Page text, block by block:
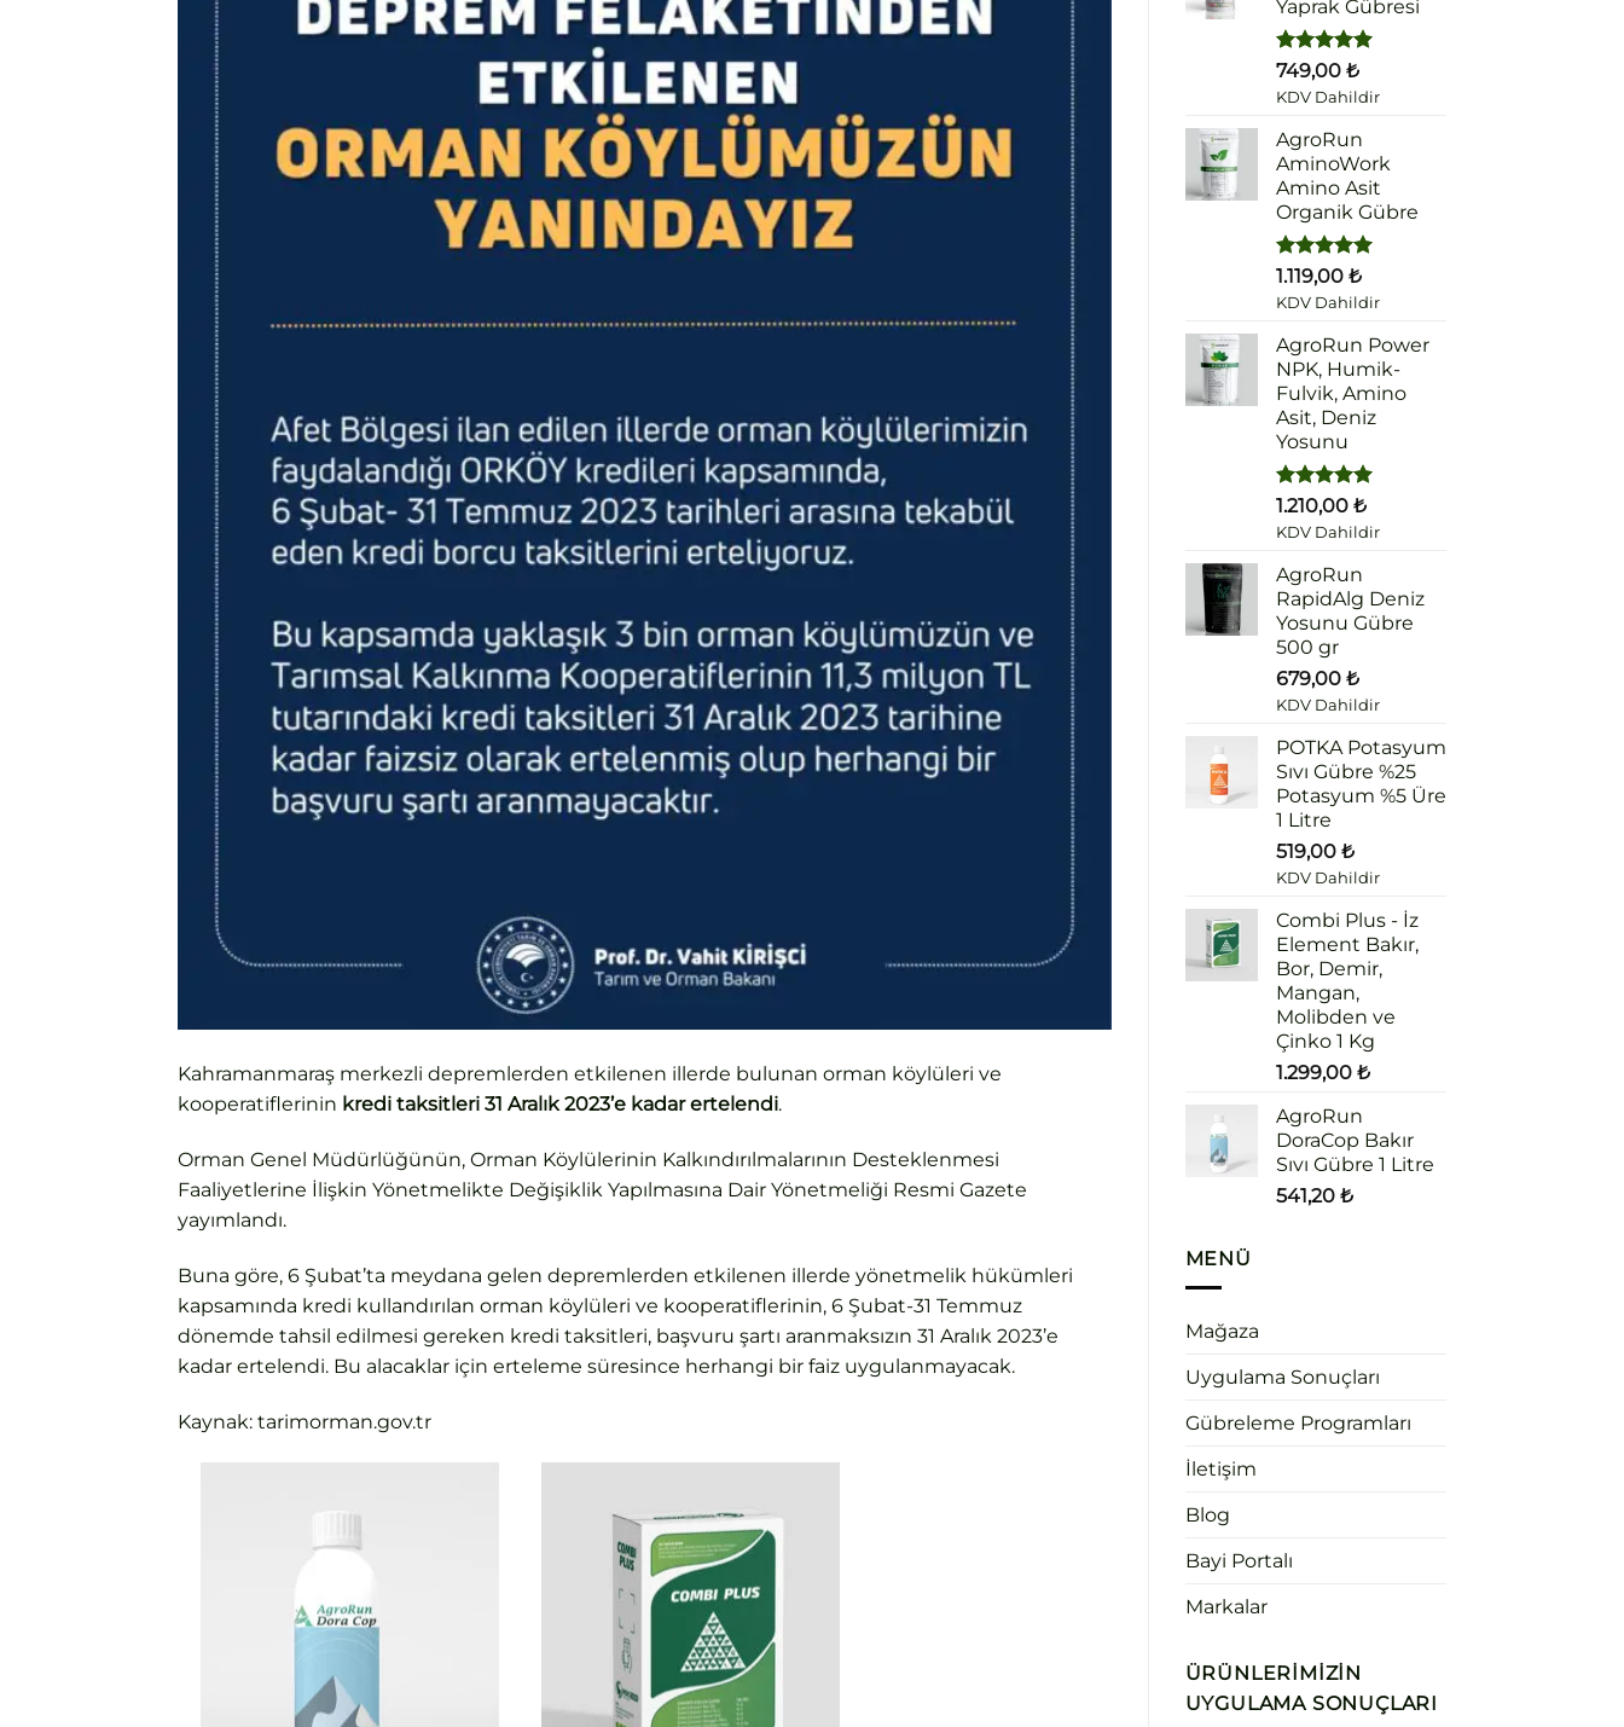
Kahramanmaraş merkezli depremlerden etkilenen illerde bulunan orman köylüleri ve
kooperatiflerinin kredi taksitleri 31 Aralık 2023’e kadar ertelendi.
Orman Genel Müdürlüğünün, Orman Köylülerinin Kalkındırılmalarının Desteklenmesi
Faaliyetlerine İlişkin Yönetmelikte Değişiklik Yapılmasına Dair Yönetmeliği Resmi Gazete
yayımlandı.
Buna göre, 6 Şubat’ta meydana gelen depremlerden etkilenen illerde yönetmelik hükümleri
kapsamında kredi kullandırılan orman köylüleri ve kooperatiflerinin, 6 Şubat-31 Temmuz
dönemde tahsil edilmesi gereken kredi taksitleri, başvuru şartı aranmaksızın 31 Aralık 2023’e
kadar ertelendi. Bu alacaklar için erteleme süresince herhangi bir faiz uygulanmayacak.
Kaynak: tarimorman.gov.tr
Yaprak Gübresi
5 üzerinden
5.00
oy
aldı
749,00 ₺
KDV Dahildir
AgroRun
AminoWork
Amino Asit
Organik Gübre
5 üzerinden
5.00
oy
aldı
1.119,00 ₺
KDV Dahildir
AgroRun Power
NPK, Humik-
Fulvik, Amino
Asit, Deniz
Yosunu
5 üzerinden
5.00
oy
aldı
1.210,00 ₺
KDV Dahildir
AgroRun
RapidAlg Deniz
Yosunu Gübre
500 gr
679,00 ₺
KDV Dahildir
POTKA Potasyum
Sıvı Gübre %25
Potasyum %5 Üre
1 Litre
519,00 ₺
KDV Dahildir
Combi Plus - İz
Element Bakır,
Bor, Demir,
Mangan,
Molibden ve
Çinko 1 Kg
1.299,00 ₺
AgroRun
DoraCop Bakır
Sıvı Gübre 1 Litre
541,20 ₺
MENÜ
Mağaza
Uygulama Sonuçları
Gübreleme Programları
İletişim
Blog
Bayi Portalı
Markalar
ÜRÜNLERIMIZIN
UYGULAMA SONUÇLARI